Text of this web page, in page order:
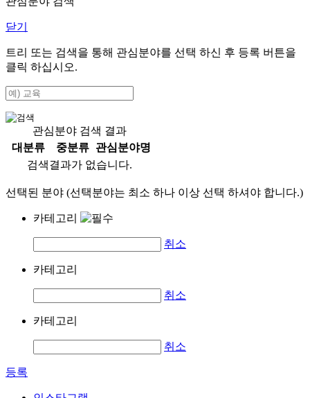
닫기
트리 또는 검색을 통해 관심분야를 선택 하신 후 등록 버튼을
클릭 하십시오.
관심분야 검색 결과
대분류
중분류
관심분야명
검색결과가 없습니다.
선택된 분야 (선택분야는 최소 하나 이상 선택 하셔야 합니다.)
카테고리
취소
카테고리
취소
카테고리
취소
등록